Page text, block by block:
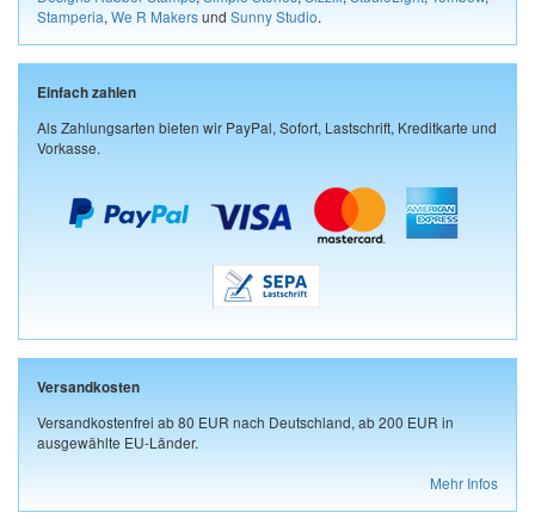
Stamperia, We R Makersund Sunny Studio.
Einfach zahlen
Als Zahlungsarten bieten wir PayPal, Sofort, Lastschrift, Kreditkarte und
Vorkasse.
Versandkosten
Versandkostenfrei ab 80 EUR nach Deutschland, ab 200 EUR in
ausgewählte EU-Länder.
Mehr Infos